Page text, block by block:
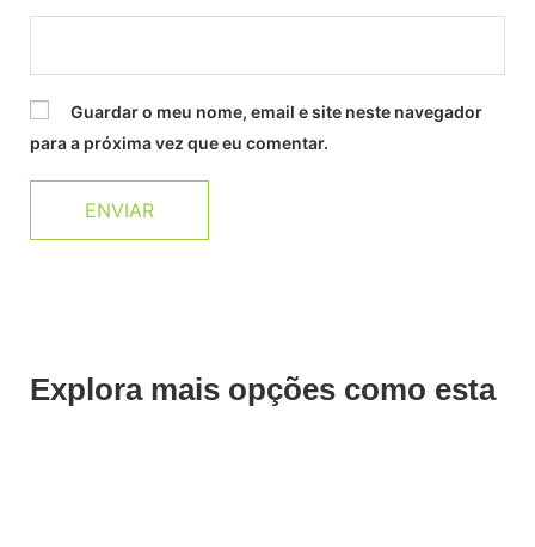
Guardar o meu nome, email e site neste navegador
para a próxima vez que eu comentar.
Explora mais opções como esta